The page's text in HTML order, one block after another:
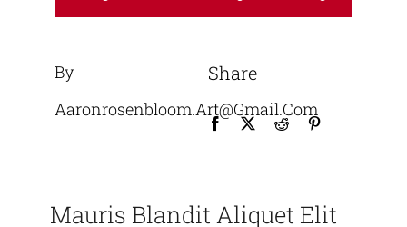
By
Aaronrosenbloom.art@gmail.com
Share
Mauris Blandit Aliquet Elit